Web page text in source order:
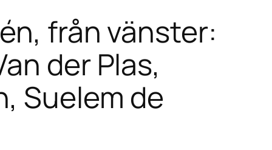
från vänster:
der Plas,
Suelem de